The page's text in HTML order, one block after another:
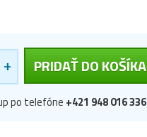
+ PRIDAŤ DO KOŠÍKA
po telefóne +421 948 016 336